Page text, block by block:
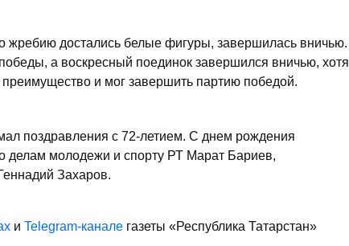
жребию достались белые фигуры, завершилась вничью.
а воскресный поединок завершился вничью, хотя
и мог завершить партию победой.
поздравления с 72-летием. С днем рождения
делам молодежи и спорту РТ Марат Бариев,
Захаров.
и Telegram-канале газеты «Республика Татарстан»